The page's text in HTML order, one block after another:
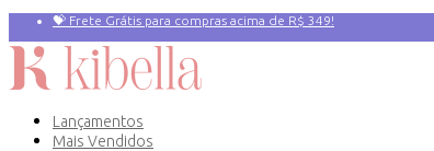
💝 Frete Grátis para compras acima de R$ 349!
Lançamentos
Mais Vendidos